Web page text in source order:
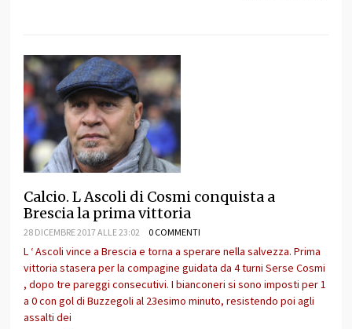
Calcio. L Ascoli di Cosmi conquista a
Brescia la prima vittoria
28 DICEMBRE 2017 ALLE 23:02 0 COMMENTI
L ‘ Ascoli vince a Brescia e torna a sperare nella salvezza. Prima
vittoria stasera per la compagine guidata da 4 turni Serse Cosmi
, dopo tre pareggi consecutivi. I bianconeri si sono imposti per 1
a 0 con gol di Buzzegoli al 23esimo minuto, resistendo poi agli
assalti dei